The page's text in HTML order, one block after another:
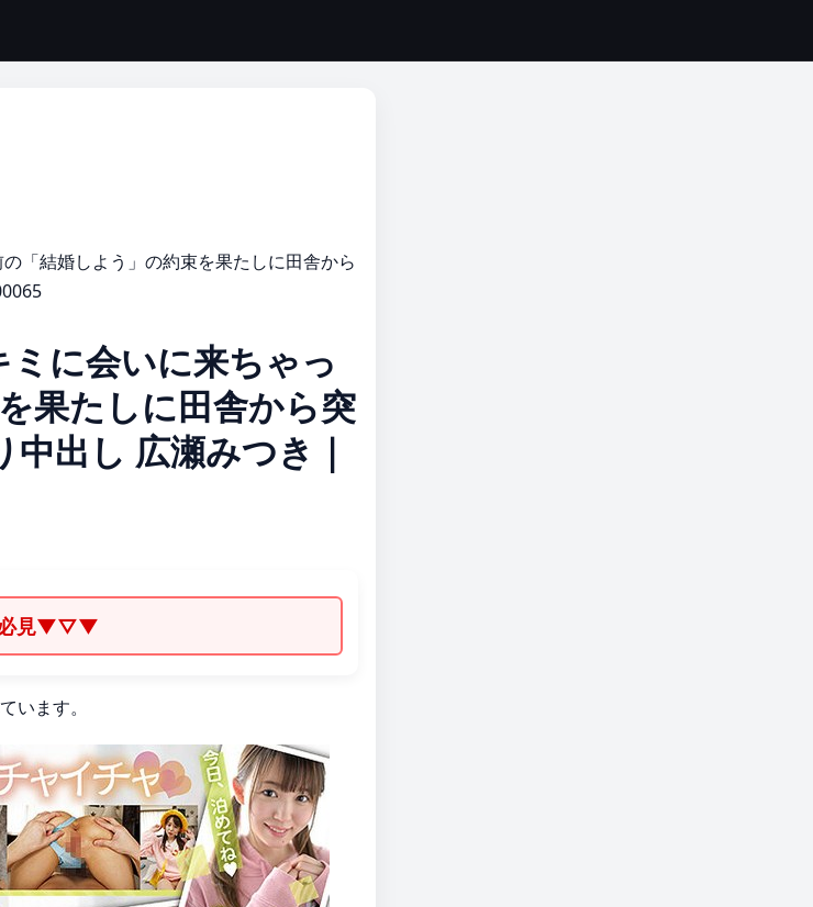
「結婚しよう」の約束を果たしに田舎から
ミに会いに来ちゃっ
果たしに田舎から突
出し 広瀬みつき｜
必見▼▽▼
います。